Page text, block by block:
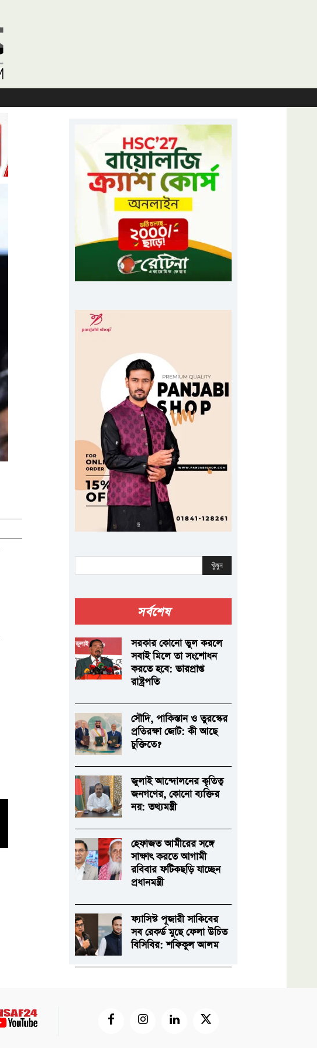
খুঁজুন
সর্বশেষ
সরকার কোনো ভুল করলে
সবাই মিলে তা সংশোধন
করতে হবে: ভারপ্রাপ্ত
রাষ্ট্রপতি
সৌদি, পাকিস্তান ও তুরস্কের
প্রতিরক্ষা জোট: কী আছে
চুক্তিতে?
জুলাই আন্দোলনের কৃতিত্ব
জনগণের, কোনো ব্যক্তির
নয়: তথ্যমন্ত্রী
হেফাজত আমীরের সঙ্গে
সাক্ষাৎ করতে আগামী
রবিবার ফটিকছড়ি যাচ্ছেন
প্রধানমন্ত্রী
ফ্যাসিস্ট পূজারী সাকিবের
সব রেকর্ড মুছে ফেলা উচিত
বিসিবির: শফিকুল আলম